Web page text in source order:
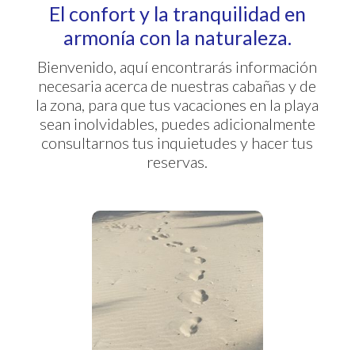
El confort y la tranquilidad en
armonía con la naturaleza.
Bienvenido, aquí encontrarás información
necesaria acerca de nuestras cabañas y de
la zona, para que tus vacaciones en la playa
sean inolvidables, puedes adicionalmente
consultarnos tus inquietudes y hacer tus
reservas.